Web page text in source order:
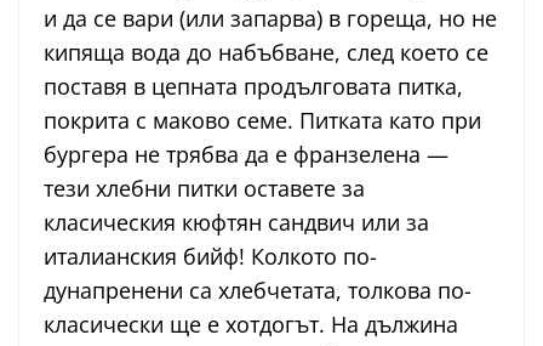
и да се вари (или запарва) в гореща, но не
кипяща вода до набъбване, след което се
поставя в цепната продълговата питка,
покрита с маково семе. Питката като при
бургера не трябва да е франзелена —
тези хлебни питки оставете за
класическия кюфтян сандвич или за
италианския бийф! Колкото по-
дунапренени са хлебчетата, толкова по-
класически ще е хотдогът. На дължина